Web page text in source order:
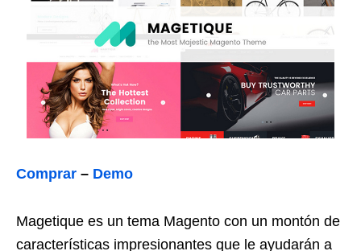
Comprar – Demo
Magetique es un tema Magento con un montón de
características impresionantes que le ayudarán a